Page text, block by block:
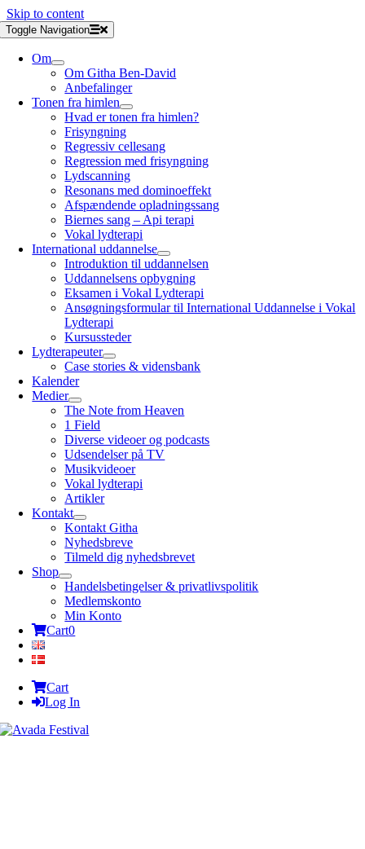
Skip to content
Toggle Navigation
Om
Om Githa Ben-David
Anbefalinger
Tonen fra himlen
Hvad er tonen fra himlen?
Frisyngning
Regressiv cellesang
Regression med frisyngning
Lydscanning
Resonans med dominoeffekt
Afspændende opladningssang
Biernes sang – Api terapi
Vokal lydterapi
International uddannelse
Introduktion til uddannelsen
Uddannelsens opbygning
Eksamen i Vokal Lydterapi
Ansøgningsformular til International Uddannelse i Vokal
Lydterapi
Kursussteder
Lydterapeuter
Case stories & vidensbank
Kalender
Medier
The Note from Heaven
1 Field
Diverse videoer og podcasts
Udsendelser på TV
Musikvideoer
Vokal lydterapi
Artikler
Kontakt
Kontakt Githa
Nyhedsbreve
Tilmeld dig nyhedsbrevet
Shop
Handelsbetingelser & privatlivspolitik
Medlemskonto
Min Konto
Cart0
Cart
Log In